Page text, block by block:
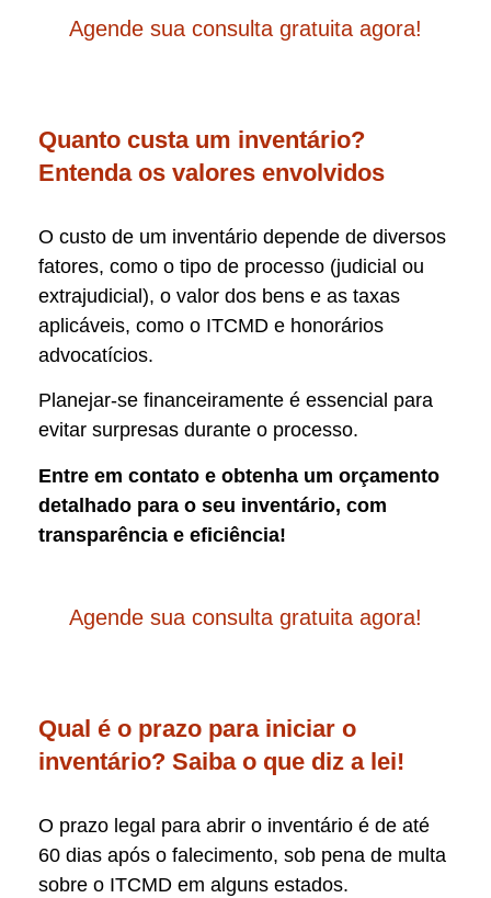
Agende sua consulta gratuita agora!
Quanto custa um inventário?
Entenda os valores envolvidos
O custo de um inventário depende de diversos
fatores, como o tipo de processo (judicial ou
extrajudicial), o valor dos bens e as taxas
aplicáveis, como o ITCMD e honorários
advocatícios.
Planejar-se financeiramente é essencial para
evitar surpresas durante o processo.
Entre em contato e obtenha um orçamento
detalhado para o seu inventário, com
transparência e eficiência!
Agende sua consulta gratuita agora!
Qual é o prazo para iniciar o
inventário? Saiba o que diz a lei!
O prazo legal para abrir o inventário é de até
60 dias após o falecimento, sob pena de multa
sobre o ITCMD em alguns estados.